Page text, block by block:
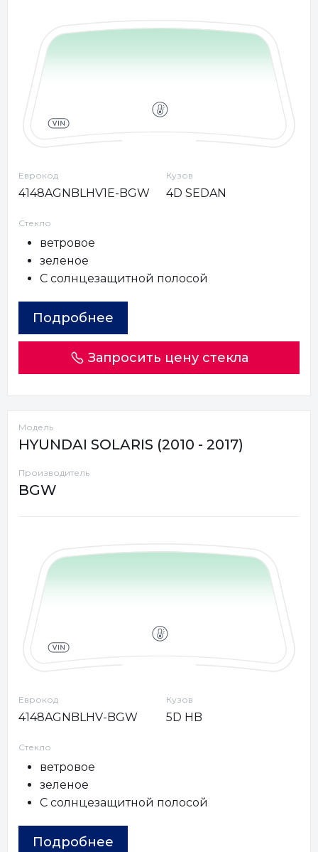
Еврокод
4148AGNBLHV1E-BGW
Кузов
4D SEDAN
Стекло
ветровое
зеленое
С солнцезащитной полосой
Подробнее
Запросить цену стекла
Модель
HYUNDAI SOLARIS (2010 - 2017)
Производитель
BGW
Еврокод
4148AGNBLHV-BGW
Кузов
5D HB
Стекло
ветровое
зеленое
С солнцезащитной полосой
Подробнее